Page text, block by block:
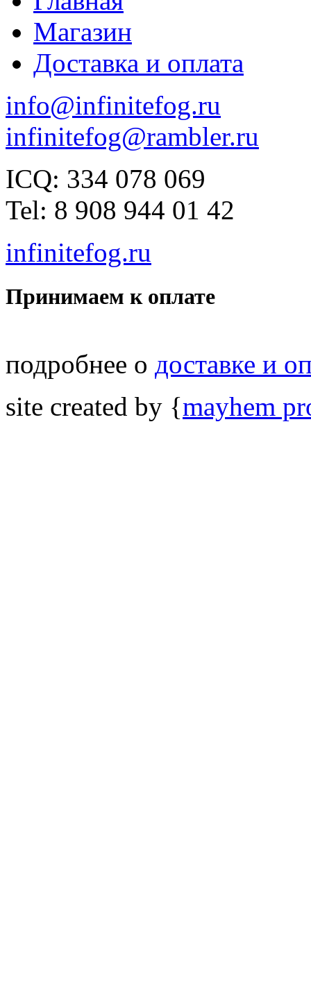
Магазин
Доставка и оплата
info@infinitefog.ru
infinitefog@rambler.ru
ICQ: 334 078 069
Tel: 8 908 944 01 42
infinitefog.ru
Принимаем к оплате
подробнее о доставке и
site created by {mayhem